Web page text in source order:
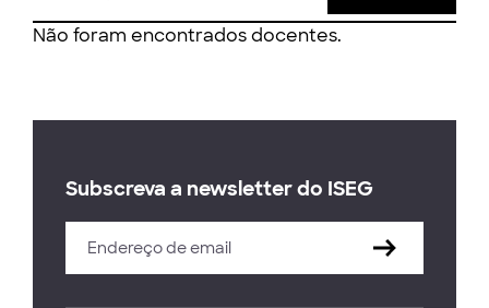
Não foram encontrados docentes.
Subscreva a newsletter do ISEG